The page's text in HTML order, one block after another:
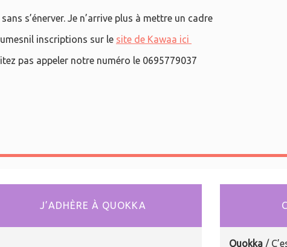
s’énerver. Je n’arrive plus à mettre un cadre
inscriptions sur le site de Kawaa ici
pas appeler notre numéro le 0695779037
J’ADHÈRE À QUOKKA
Quokka /